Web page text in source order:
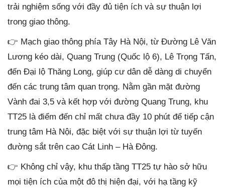
trải nghiệm sống với đầy đủ tiện ích và sự thuận lợi
trong giao thông.
👉 Mạch giao thông phía Tây Hà Nội, từ Đường Lê Văn
Lương kéo dài, Quang Trung (Quốc lộ 6), Lê Trọng Tấn,
đến Đại lộ Thăng Long, giúp cư dân dễ dàng di chuyển
đến các trung tâm quan trọng. Nằm gần mặt đường
Vành đai 3,5 và kết hợp với đường Quang Trung, khu
TT25 là điểm đến chỉ mất chưa đầy 10 phút để tiếp cận
trung tâm Hà Nội, đặc biệt với sự thuận lợi từ tuyến
đường sắt trên cao Cát Linh – Hà Đông.
👉 Không chỉ vậy, khu thấp tầng TT25 tự hào sở hữu
mọi tiện ích của một đô thị hiện đại, với hạ tầng kỹ